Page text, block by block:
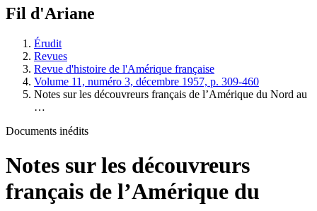
Fil d'Ariane
Érudit
Revues
Revue d'histoire de l'Amérique française
Volume 11, numéro 3, décembre 1957, p. 309-460
Notes sur les découvreurs français de l’Amérique du Nord au
…
Documents inédits
Notes sur les découvreurs
français de l’Amérique du